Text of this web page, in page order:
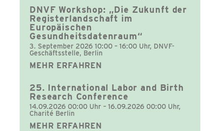
DNVF Workshop: „Die Zukunft der
Registerlandschaft im
Europäischen
Gesundheitsdatenraum“
3. September 2026 10:00 – 16:00 Uhr, DNVF-
Geschäftsstelle, Berlin
MEHR ERFAHREN
25. International Labor and Birth
Research Conference
14.09.2026 00:00 Uhr – 16.09.2026 00:00 Uhr,
Charité Berlin
MEHR ERFAHREN